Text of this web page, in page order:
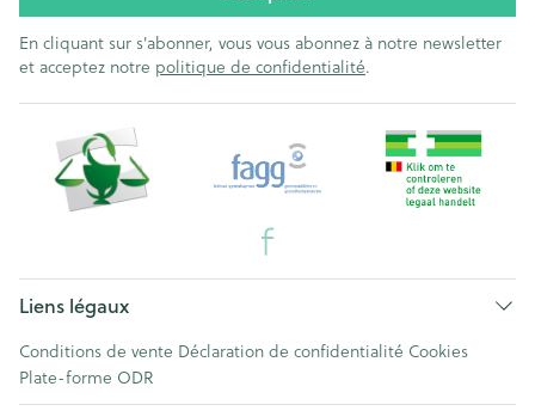
En cliquant sur s'abonner, vous vous abonnez à notre newsletter
et acceptez notre politique de confidentialité.
Liens légaux
Conditions de vente Déclaration de confidentialité Cookies
Plate-forme ODR